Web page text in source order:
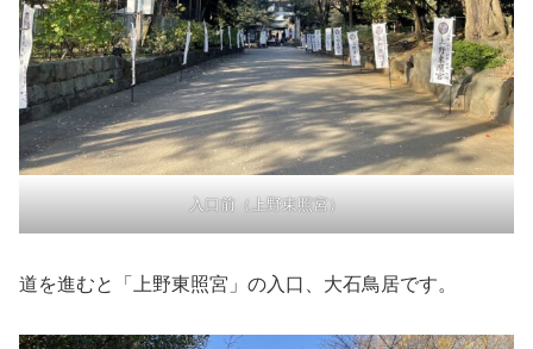
入口前（上野東照宮）
道を進むと「上野東照宮」の入口、大石鳥居です。